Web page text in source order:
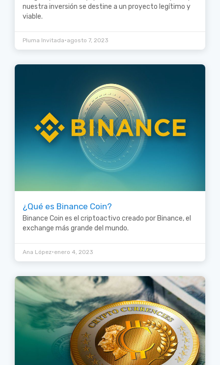
nuestra inversión se destine a un proyecto legítimo y
viable.
Pluma Invitada•agosto 7, 2023
¿Qué es Binance Coin?
Binance Coin es el criptoactivo creado por Binance, el
exchange más grande del mundo.
Ana López•enero 4, 2023